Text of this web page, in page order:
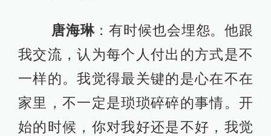
唐海琳：有时候也会埋怨。他跟
我交流，认为每个人付出的方式是不
一样的。我觉得最关键的是心在不在
家里，不一定是琐琐碎碎的事情。开
始的时候，你对我好还是不好，我觉